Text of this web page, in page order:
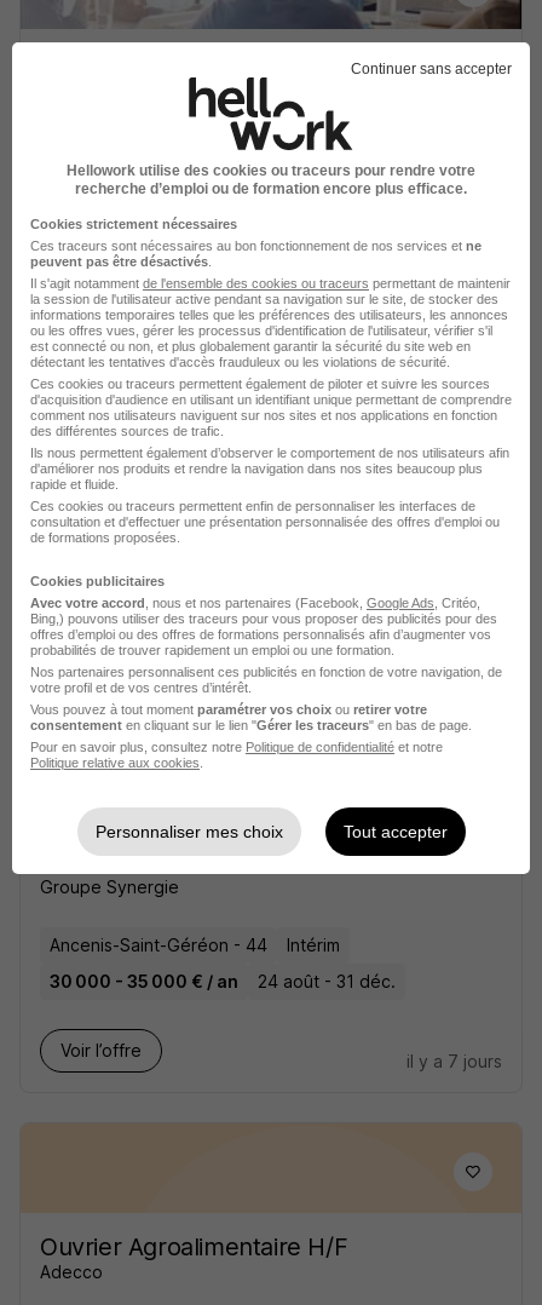
CDI
20 000 - 25 000 € / an
Début le 16 août
Voir l’offre
Manoeuvre TP - BTP H/F
Adéquat recrute pour Adéquat...
Ancenis-Saint-Géréon - 44
Intérim
Voir l’offre
il y a 5 jours
Agent de Rénovation d'Équipements
Industriels H/F
Groupe Synergie
Ancenis-Saint-Géréon - 44
Intérim
30 000 - 35 000 € / an
24 août - 31 déc.
Voir l’offre
il y a 7 jours
Ouvrier Agroalimentaire H/F
Adecco
Continuer sans accepter
Hellowork utilise des cookies ou traceurs pour rendre votre
recherche d’emploi ou de formation encore plus efficace.
Cookies strictement nécessaires
Ces traceurs sont nécessaires au bon fonctionnement de nos services et ne
peuvent pas être désactivés
Il s'agit notamment de l'ensemble des cookies ou traceurs permettant de maintenir
la session de l'utilisateur active pendant sa navigation sur le site, de stocker des
informations temporaires telles que les préférences des utilisateurs, les annonces
ou les offres vues, gérer les processus d'identification de l'utilisateur, vérifier s'il
est connecté ou non, et plus globalement garantir la sécurité du site web en
détectant les tentatives d'accès frauduleux ou les violations de sécurité.
Ces cookies ou traceurs permettent également de piloter et suivre les sources
d'acquisition d'audience en utilisant un identifiant unique permettant de comprendre
comment nos utilisateurs naviguent sur nos sites et nos applications en fonction
des différentes sources de trafic.
Ils nous permettent également d’observer le comportement de nos utilisateurs afin
d'améliorer nos produits et rendre la navigation dans nos sites beaucoup plus
rapide et fluide.
Ces cookies ou traceurs permettent enfin de personnaliser les interfaces de
consultation et d'effectuer une présentation personnalisée des offres d'emploi ou
de formations proposées.
Cookies publicitaires
Avec votre accord , nous et nos partenaires (Facebook, Google Ads , Critéo,
Bing,) pouvons utiliser des traceurs pour vous proposer des publicités pour des
offres d’emploi ou des offres de formations personnalisés afin d’augmenter vos
probabilités de trouver rapidement un emploi ou une formation.
Nos partenaires personnalisent ces publicités en fonction de votre navigation, de
votre profil et de vos centres d’intérêt.
Vous pouvez à tout moment paramétrer vos choix ou retirer votre
consentement en cliquant sur le lien "Gérer les traceurs" en bas de page.
Pour en savoir plus, consultez notre Politique de confidentialité et notre
Politique relative aux cookies
Personnaliser mes choix Tout accepter